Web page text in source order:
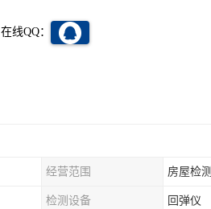
在线QQ：
经营范围 房屋检测
检测设备 回弹仪